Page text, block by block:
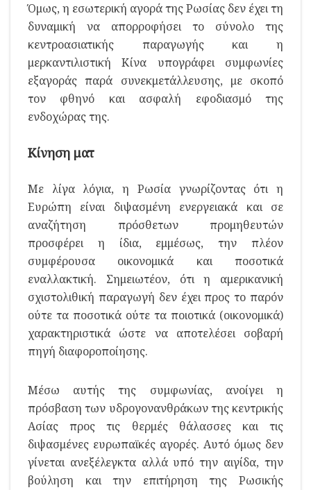
Όμως, η εσωτερική αγορά της Ρωσίας δεν έχει τη
δυναμική να απορροφήσει το σύνολο της
κεντροασιατικής παραγωγής και η
μερκαντιλιστική Κίνα υπογράφει συμφωνίες
εξαγοράς παρά συνεκμετάλλευσης, με σκοπό
τον φθηνό και ασφαλή εφοδιασμό της
ενδοχώρας της.
Κίνηση ματ
Με λίγα λόγια, η Ρωσία γνωρίζοντας ότι η
Ευρώπη είναι διψασμένη ενεργειακά και σε
αναζήτηση πρόσθετων προμηθευτών
προσφέρει η ίδια, εμμέσως, την πλέον
συμφέρουσα οικονομικά και ποσοτικά
εναλλακτική. Σημειωτέον, ότι η αμερικανική
σχιστολιθική παραγωγή δεν έχει προς το παρόν
ούτε τα ποσοτικά ούτε τα ποιοτικά (οικονομικά)
χαρακτηριστικά ώστε να αποτελέσει σοβαρή
πηγή διαφοροποίησης.
Μέσω αυτής της συμφωνίας, ανοίγει η
πρόσβαση των υδρογονανθράκων της κεντρικής
Ασίας προς τις θερμές θάλασσες και τις
διψασμένες ευρωπαϊκές αγορές. Αυτό όμως δεν
γίνεται ανεξέλεγκτα αλλά υπό την αιγίδα, την
βούληση και την επιτήρηση της Ρωσικής